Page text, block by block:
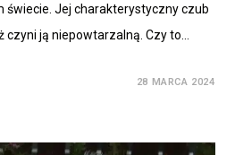
świecie. Jej charakterystyczny czub
czyni ją niepowtarzalną. Czy to…
28 MARCA 2024